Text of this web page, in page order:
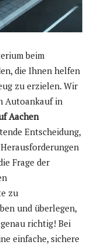
beim
die Ihnen helfen
zu erzielen. Wir
Autoankauf in
Aachen
Entscheidung,
Frage der
zu
und überlegen,
richtig! Bei
einfache, sichere